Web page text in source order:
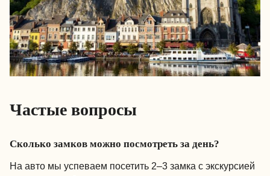
Частые вопросы
Сколько замков можно посмотреть за день?
На авто мы успеваем посетить 2–3 замка с экскурсией